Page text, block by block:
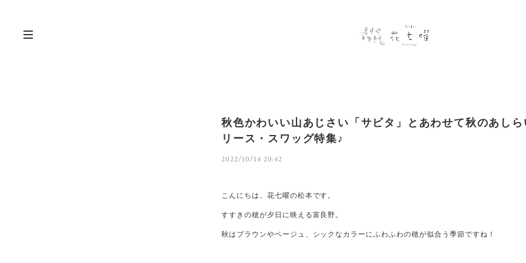
秋色かわいい山あじさい「サビタ」とあわせて秋のあし
リース・スワッグ特集♪
2022/10/14 20:42
こんにちは、花七曜の松本です。
すすきの穂が夕日に映える富良野。
秋はブラウンやベージュ、シックなカラーにふわふわの穂が似合う季節ですね！